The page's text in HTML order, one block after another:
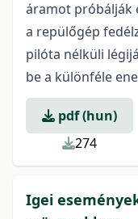
áramot próbálják
a repülőgép
pilóta nélküli
be a különféle
pdf (hun)
274
Igei